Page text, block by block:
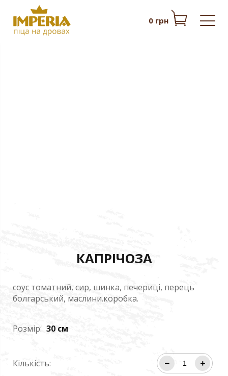
0 грн
КАПРІЧОЗА
соус томатний, сир, шинка, печериці, перець
болгарський, маслини.коробка.
Розмір: 30 см
Кількість: